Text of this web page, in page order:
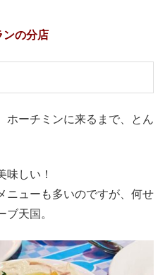
偏屈でごめんなさい）ベトナムのホテ...
ンの分店
ホーチミンに来るまで、とん
味しい！
ニューも多いのですが、何せ
天国。